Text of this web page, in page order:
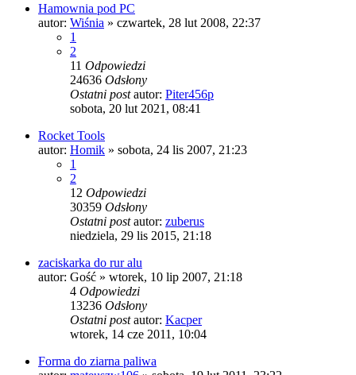
Hamownia pod PC
autor: Wiśnia » czwartek, 28 lut 2008, 22:37
1
2
11 Odpowiedzi
24636 Odsłony
Ostatni postautor: Piter456p
sobota, 20 lut 2021, 08:41
Rocket Tools
autor: Homik » sobota, 24 lis 2007, 21:23
1
2
12 Odpowiedzi
30359 Odsłony
Ostatni postautor: zuberus
niedziela, 29 lis 2015, 21:18
zaciskarka do rur alu
autor: Gość » wtorek, 10 lip 2007, 21:18
4 Odpowiedzi
13236 Odsłony
Ostatni postautor: Kacper
wtorek, 14 cze 2011, 10:04
Forma do ziarna paliwa